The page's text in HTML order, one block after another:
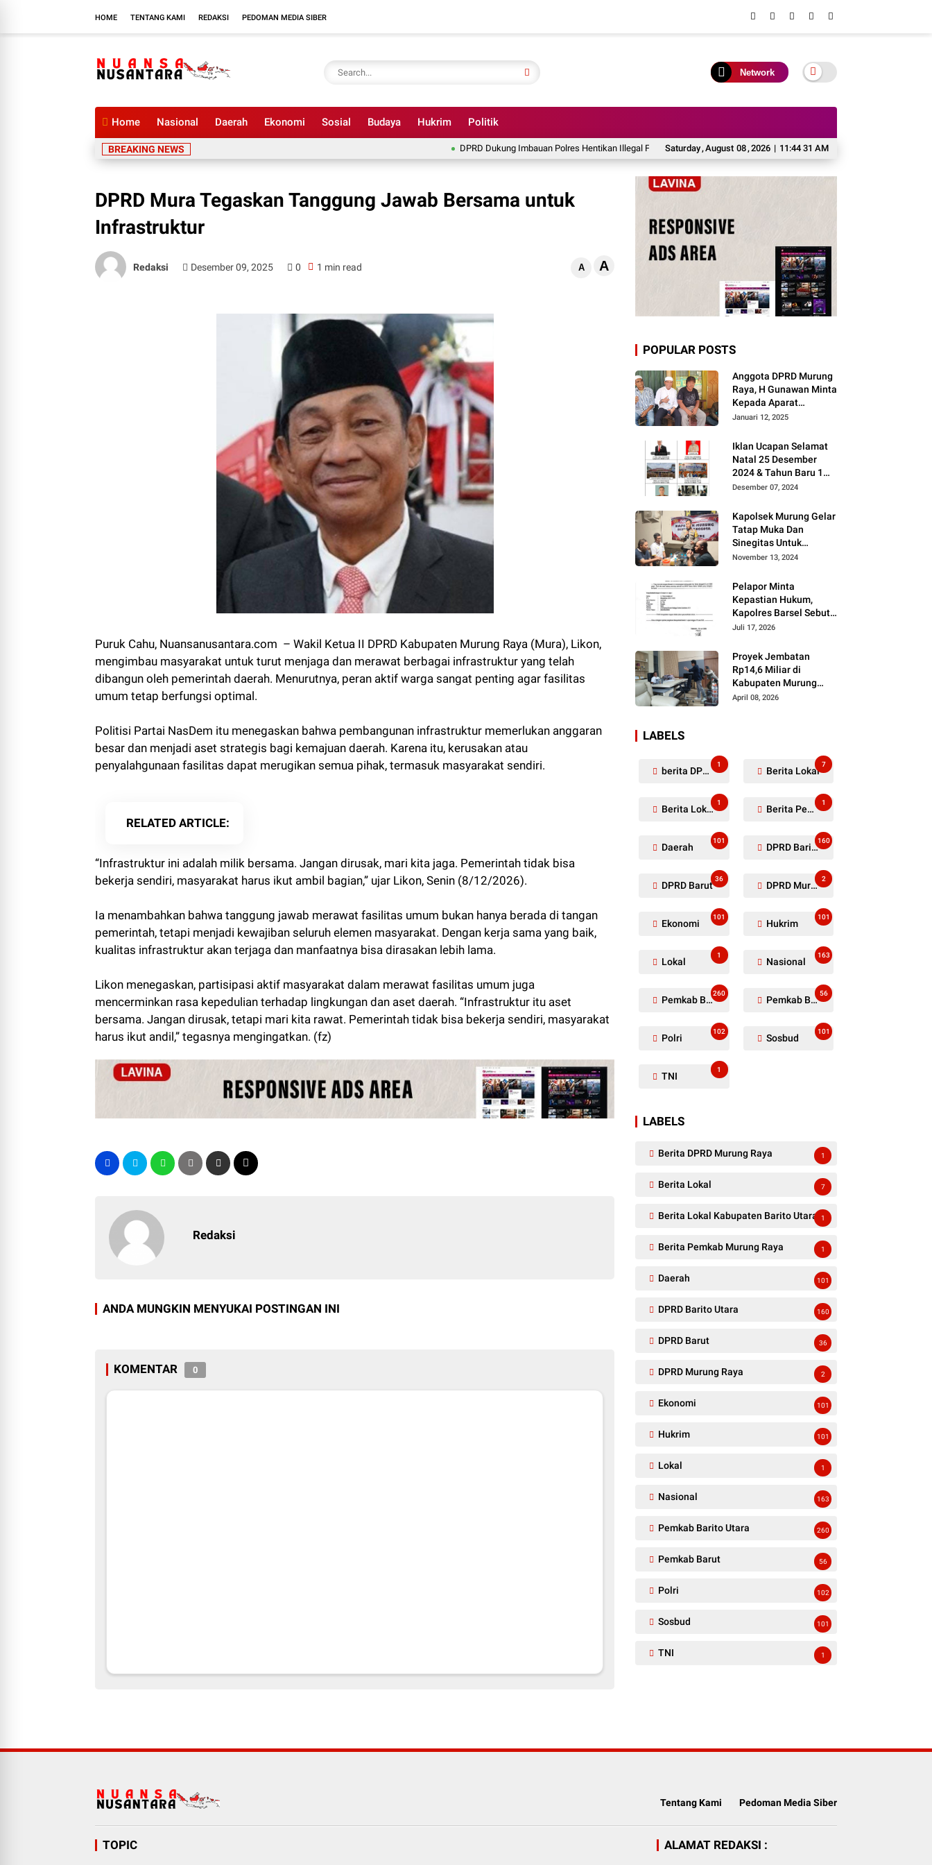
HOME TENTANG KAMI REDAKSI PEDOMAN MEDIA SIBER
Network
Home Nasional Daerah Ekonomi Sosial Budaya Hukrim Politik
Saturday,August 08,2026 | 11:44 31 AM
BREAKING NEWS DPRD Dukung Imbauan Polres Hentikan Illegal Fishing di Barito Utara DPRD Dukung Kaji Tiru Pemkab Barito Utara ke
DPRD Mura Tegaskan Tanggung Jawab Bersama untuk
Infrastruktur
Redaksi Desember 09, 2025 0 1 min read A A
Puruk Cahu, Nuansanusantara.com – Wakil Ketua II DPRD Kabupaten Murung Raya (Mura), Likon,
mengimbau masyarakat untuk turut menjaga dan merawat berbagai infrastruktur yang telah
dibangun oleh pemerintah daerah. Menurutnya, peran aktif warga sangat penting agar fasilitas
umum tetap berfungsi optimal.
Politisi Partai NasDem itu menegaskan bahwa pembangunan infrastruktur memerlukan anggaran
besar dan menjadi aset strategis bagi kemajuan daerah. Karena itu, kerusakan atau
penyalahgunaan fasilitas dapat merugikan semua pihak, termasuk masyarakat sendiri.
RELATED ARTICLE
“Infrastruktur ini adalah milik bersama. Jangan dirusak, mari kita jaga. Pemerintah tidak bisa
bekerja sendiri, masyarakat harus ikut ambil bagian,” ujar Likon, Senin (8/12/2026).
Ia menambahkan bahwa tanggung jawab merawat fasilitas umum bukan hanya berada di tangan
pemerintah, tetapi menjadi kewajiban seluruh elemen masyarakat. Dengan kerja sama yang baik,
kualitas infrastruktur akan terjaga dan manfaatnya bisa dirasakan lebih lama.
Likon menegaskan, partisipasi aktif masyarakat dalam merawat fasilitas umum juga
mencerminkan rasa kepedulian terhadap lingkungan dan aset daerah. “Infrastruktur itu aset
bersama. Jangan dirusak, tetapi mari kita rawat. Pemerintah tidak bisa bekerja sendiri, masyarakat
harus ikut andil,” tegasnya mengingatkan. (fz)
Redaksi
ANDA MUNGKIN MENYUKAI POSTINGAN INI
KOMENTAR 0
POPULAR POSTS
Anggota DPRD Murung
Raya, H Gunawan Minta
Kepada Aparat
Berantas judi dan
Instruksi Presiden RI
Januari 12, 2025
Iklan Ucapan Selamat
Natal 25 Desember
2024 & Tahun Baru 1
Januari 2025
Desember 07, 2024
Kapolsek Murung Gelar
Tatap Muka Dan
Sinegitas Untuk
Menjaga Situasi
Kondusif Dengan Insan
Pers
November 13, 2024
Pelapor Minta
Kepastian Hukum,
Kapolres Barsel Sebut
Dugaan Penyerobotan
Juli 17, 2026
Proyek Jembatan
Rp14,6 Miliar di
Kabupaten Murung
Raya Mangkrak,
April 08, 2026
LABELS
berita DPRD Murung Raya
1
Berita Lokal
7
Berita Lokal Kabupaten Barito Utara
1
Berita Pemkab Murung Raya
1
Daerah
101
DPRD Barito Utara
160
DPRD Barut
36
DPRD Murung Raya
2
Ekonomi
101
Hukrim
101
Lokal
1
Nasional
163
Pemkab Barito Utara
260
Pemkab Barut
56
Polri
102
Sosbud
101
TNI
1
LABELS
Berita DPRD Murung Raya 1
Berita Lokal 7
Berita Lokal Kabupaten Barito Utara 1
Berita Pemkab Murung Raya 1
Daerah 101
DPRD Barito Utara 160
DPRD Barut 36
DPRD Murung Raya 2
Ekonomi 101
Hukrim 101
Lokal 1
Nasional 163
Pemkab Barito Utara 260
Pemkab Barut 56
Polri 102
Sosbud 101
TNI 1
Tentang Kami Pedoman Media Siber
TOPIC ALAMAT REDAKSI :